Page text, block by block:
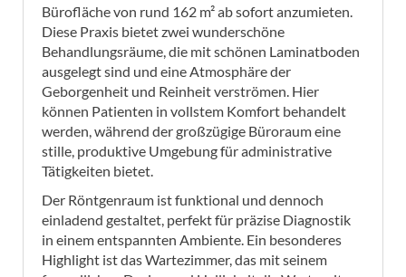
Bürofläche von rund 162 m² ab sofort anzumieten.
Diese Praxis bietet zwei wunderschöne
Behandlungsräume, die mit schönen Laminatboden
ausgelegt sind und eine Atmosphäre der
Geborgenheit und Reinheit verströmen. Hier
können Patienten in vollstem Komfort behandelt
werden, während der großzügige Büroraum eine
stille, produktive Umgebung für administrative
Tätigkeiten bietet.
Der Röntgenraum ist funktional und dennoch
einladend gestaltet, perfekt für präzise Diagnostik
in einem entspannten Ambiente. Ein besonderes
Highlight ist das Wartezimmer, das mit seinem